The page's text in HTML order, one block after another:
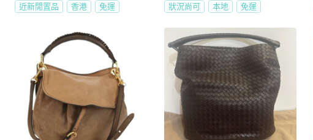
近新閒置品 香港 免運 狀況尚可 本地 免運